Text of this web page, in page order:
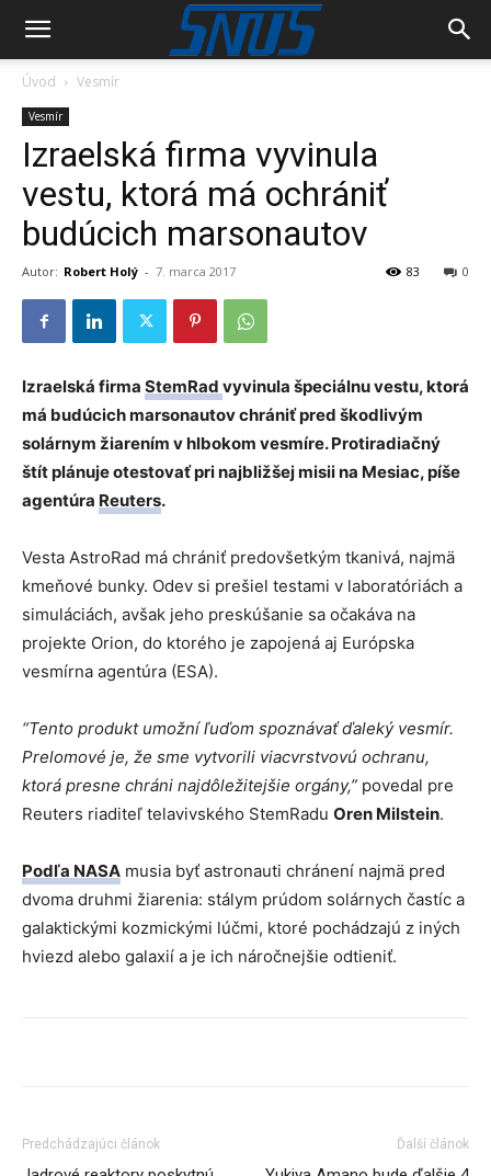
Úvod Vesmír
Vesmír
Izraelská firma vyvinula
vestu, ktorá má ochrániť
budúcich marsonautov
Autor: Robert Holý - 7. marca 2017 0
83
Izraelská firma StemRad vyvinula špeciálnu vestu, ktorá
má budúcich marsonautov chrániť pred škodlivým
solárnym žiarením v hlbokom vesmíre. Protiradiačný
štít plánuje otestovať pri najbližšej misii na Mesiac, píše
agentúra Reuters.
Vesta AstroRad má chrániť predovšetkým tkanivá, najmä
kmeňové bunky. Odev si prešiel testami v laboratóriách a
simuláciách, avšak jeho preskúšanie sa očakáva na
projekte Orion, do ktorého je zapojená aj Európska
vesmírna agentúra (ESA).
“Tento produkt umožní ľuďom spoznávať ďaleký vesmír.
Prelomové je, že sme vytvorili viacvrstvovú ochranu,
ktorá presne chráni najdôležitejšie orgány,” povedal pre
Reuters riaditeľ telavivského StemRadu Oren Milstein.
Podľa NASA musia byť astronauti chránení najmä pred
dvoma druhmi žiarenia: stálym prúdom solárnych častíc a
galaktickými kozmickými lúčmi, ktoré pochádzajú z iných
hviezd alebo galaxií a je ich náročnejšie odtieniť.
Predchádzajúci článok Ďalší článok